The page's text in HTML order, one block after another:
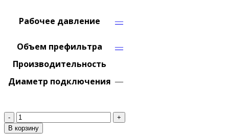
Рабочее давление —
Объем префильтра —
Производительность
Диаметр подключения —
Количество
В корзину